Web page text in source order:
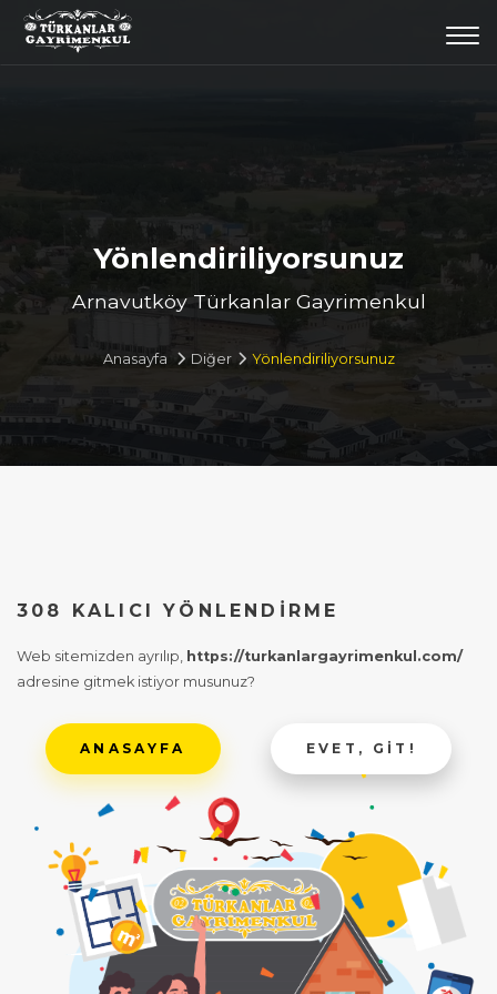
Yönlendiriliyorsunuz
Arnavutköy Türkanlar Gayrimenkul
Anasayfa Diğer Yönlendiriliyorsunuz
308 KALICI YÖNLENDIRME
Web sitemizden ayrılıp, https://turkanlargayrimenkul.com/
adresine gitmek istiyor musunuz?
ANASAYFA EVET, GIT!